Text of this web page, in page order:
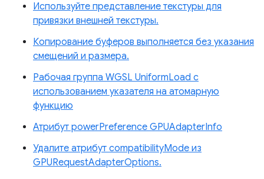
Используйте представление текстуры для
привязки внешней текстуры.
Копирование буферов выполняется без указания
смещений и размера.
Рабочая группа WGSL UniformLoad с
использованием указателя на атомарную
функцию
Атрибут powerPreference GPUAdapterInfo
Удалите атрибут compatibilityMode из
GPURequestAdapterOptions.